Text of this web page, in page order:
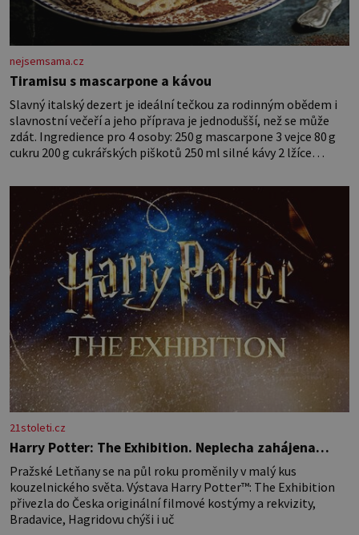
nejsemsama.cz
Tiramisu s mascarpone a kávou
Slavný italský dezert je ideální tečkou za rodinným obědem i
slavnostní večeří a jeho příprava je jednodušší, než se může
zdát. Ingredience pro 4 osoby: 250 g mascarpone 3 vejce 80 g
cukru 200 g cukrářských piškotů 250 ml silné kávy 2 lžíce
Žloutky vyšlehejte s cukrem do světlé pěny a postupně do nich
vmíchejte mascarpone, aby vznikl hladký
21stoleti.cz
Harry Potter: The Exhibition. Neplecha zahájena…
Pražské Letňany se na půl roku proměnily v malý kus
kouzelnického světa. Výstava Harry Potter™: The Exhibition
přivezla do Česka originální filmové kostýmy a rekvizity,
Bradavice, Hagridovu chýši i uč